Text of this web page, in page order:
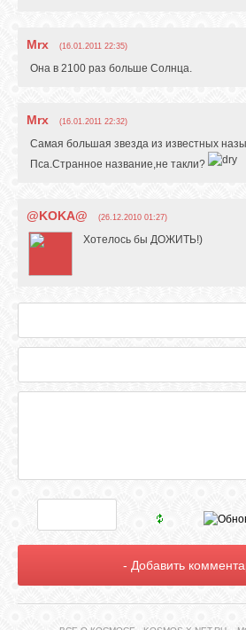
Mrx (16.01.2011 22:35)
Она в 2100 раз больше Солнца.
Mrx (16.01.2011 22:32)
Самая большая звезда из известных
Пса.Странное название,не такли?
@KOKA@ (26.12.2010 01:27)
Хотелось бы ДОЖИТЬ!)